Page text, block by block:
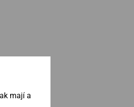
mají a